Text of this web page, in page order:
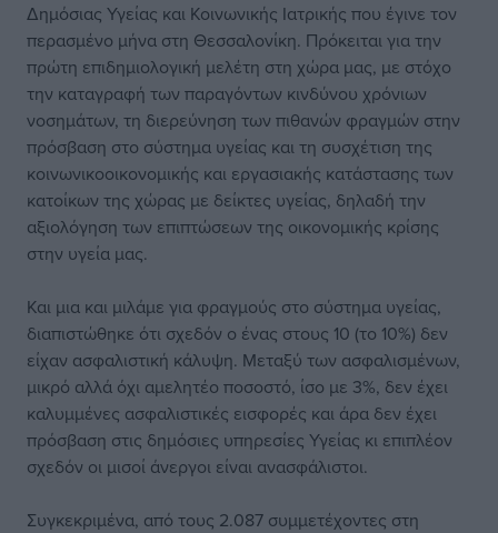
Δημόσιας Υγείας και Κοινωνικής Ιατρικής που έγινε τον
περασμένο μήνα στη Θεσσαλονίκη. Πρόκειται για την
πρώτη επιδημιολογική μελέτη στη χώρα μας, με στόχο
την καταγραφή των παραγόντων κινδύνου χρόνιων
νοσημάτων, τη διερεύνηση των πιθανών φραγμών στην
πρόσβαση στο σύστημα υγείας και τη συσχέτιση της
κοινωνικοοικονομικής και εργασιακής κατάστασης των
κατοίκων της χώρας με δείκτες υγείας, δηλαδή την
αξιολόγηση των επιπτώσεων της οικονομικής κρίσης
στην υγεία μας.
Και μια και μιλάμε για φραγμούς στο σύστημα υγείας,
διαπιστώθηκε ότι σχεδόν ο ένας στους 10 (το 10%) δεν
είχαν ασφαλιστική κάλυψη. Μεταξύ των ασφαλισμένων,
μικρό αλλά όχι αμελητέο ποσοστό, ίσο με 3%, δεν έχει
καλυμμένες ασφαλιστικές εισφορές και άρα δεν έχει
πρόσβαση στις δημόσιες υπηρεσίες Υγείας κι επιπλέον
σχεδόν οι μισοί άνεργοι είναι ανασφάλιστοι.
Συγκεκριμένα, από τους 2.087 συμμετέχοντες στη